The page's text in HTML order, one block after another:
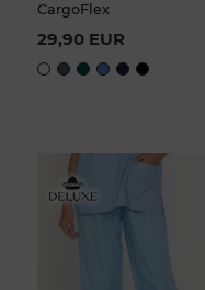
CargoFlex
29,90 EUR